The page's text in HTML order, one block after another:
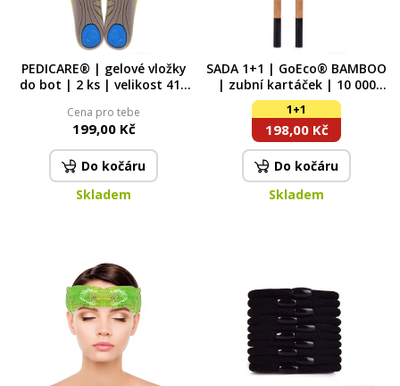
PEDICARE® | gelové vložky
do bot | 2 ks | velikost 41–
Cena pro tebe
199,00 Kč
Do kočáru
Skladem
SADA 1+1 | GoEco® BAMBOO
| zubní kartáček | 10 000
vláken | ultra jemné a husté
štětinky | černý
1+1
198,00 Kč
Do kočáru
Skladem